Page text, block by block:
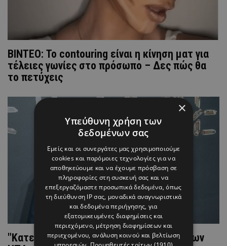
ΒΙΝΤΕΟ: Το contouring είναι η κίνηση ματ για
τέλειες γωνίες στο πρόσωπο – Δες πώς θα
το πετύχεις
"Κατεβαίνει" ως υποψήφιος Πρόεδρος των
×
Υπεύθυνη χρήση των
δεδομένων σας
Εμείς και οι συνεργάτες μας χρησιμοποιούμε
cookies και παρόμοιες τεχνολογίες για να
αποθηκεύουμε και να έχουμε πρόσβαση σε
πληροφορίες στη συσκευή σας και να
επεξεργαζόμαστε προσωπικά δεδομένα, όπως
τη διεύθυνση IP σας, μοναδικά αναγνωριστικά
και δεδομένα περιήγησης, για
εξατομικευμένες διαφημίσεις και
περιεχόμενο, μέτρηση διαφημίσεων και
περιεχομένου, ανάλυση κοινού και βελτίωση